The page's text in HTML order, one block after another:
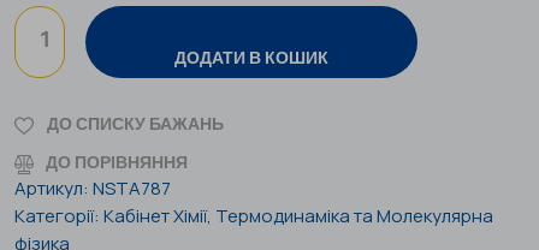
ДОДАТИ В КОШИК
ДО СПИСКУ БАЖАНЬ
ДО ПОРІВНЯННЯ
Артикул: NSTA787
Категорії: Кабінет Хімії, Термодинаміка та Молекулярна
фізика